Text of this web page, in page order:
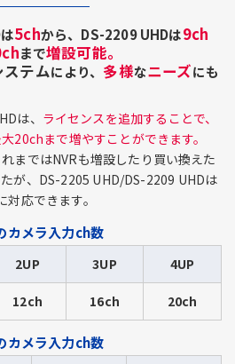
5chから、DS-2209 UHDは9ch
まで増設可能。
ステムにより、 多様なニーズにも
は、 ライセンスを追加することで、
20chまで増やすことができます。
まではNVRも増設したり買い換えた
が、DS-2205 UHD/DS-2209 UHDは
応できます。
カメラ入力ch数
2UP 3UP 4UP
12ch 16ch 20ch
カメラ入力ch数